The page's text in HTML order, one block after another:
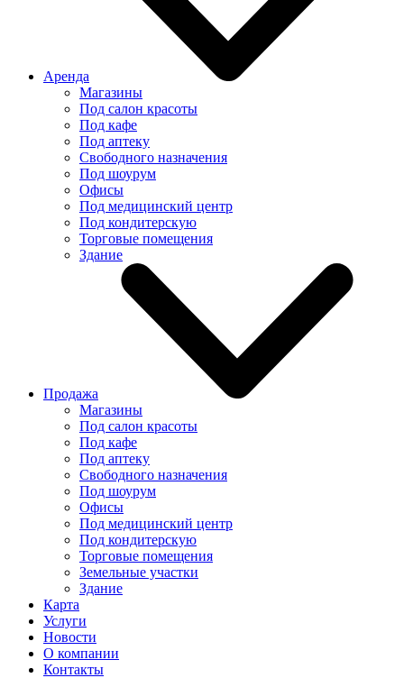
Аренда
Магазины
Под салон красоты
Под кафе
Под аптеку
Свободного назначения
Под шоурум
Офисы
Под медицинский центр
Под кондитерскую
Торговые помещения
Здание
Продажа
Магазины
Под салон красоты
Под кафе
Под аптеку
Свободного назначения
Под шоурум
Офисы
Под медицинский центр
Под кондитерскую
Торговые помещения
Земельные участки
Здание
Карта
Услуги
Новости
О компании
Контакты